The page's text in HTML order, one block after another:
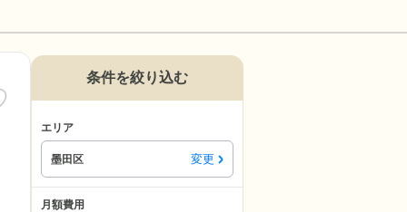
条件を絞り込む
エリア
墨田区 変更
月額費用